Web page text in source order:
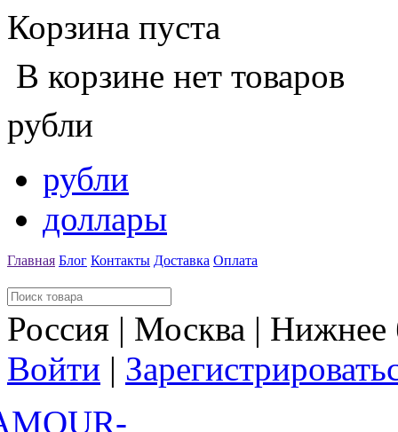
Корзина пуста
В корзине нет товаров
рубли
рубли
доллары
Главная Блог Контакты Доставка Оплата
Россия | Москва |
Войти |